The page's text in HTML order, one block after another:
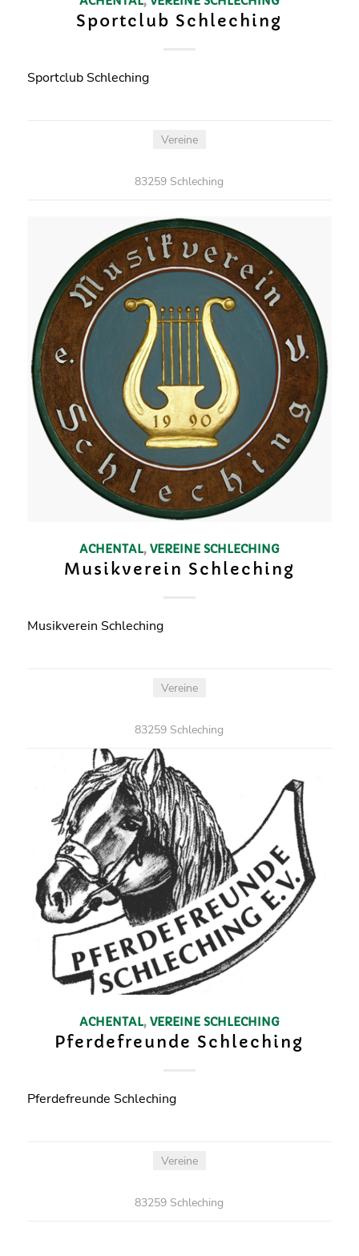
Sportclub Schleching
Sportclub Schleching
Vereine
83259 Schleching
ACHENTAL,VEREINE SCHLECHING
Musikverein Schleching
Musikverein Schleching
Vereine
83259 Schleching
ACHENTAL,VEREINE SCHLECHING
Pferdefreunde Schleching
Pferdefreunde Schleching
Vereine
83259 Schleching